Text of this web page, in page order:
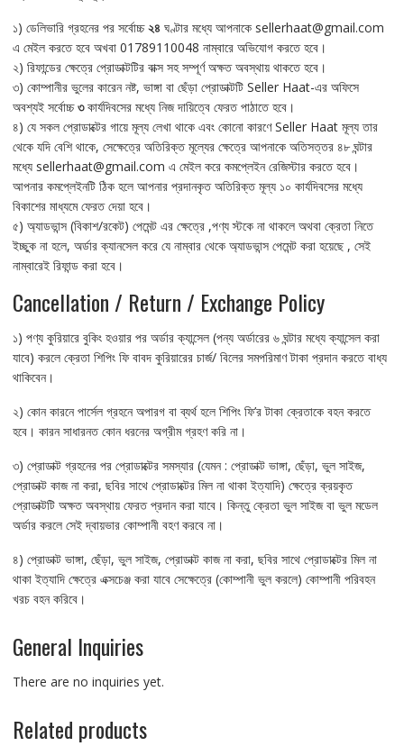
১) ডেলিভারি গ্রহনের পর সর্বোচ্চ২৪ ঘণ্টার মধ্যে আপনাকে sellerhaat@gmail.com
এ মেইল করতে হবে অখবা 01789110048 নাম্বারে অভিযোগ করতে হবে।
২) রিফান্ডের ক্ষেত্রে প্রোডাক্টটির বাক্স সহ সম্পূর্ণ অক্ষত অবস্থায় থাকতে হবে।
৩) কোম্পানীর ভুলের কারেন নষ্ট, ভাঙ্গা বা ছেঁড়া প্রোডাক্টটি Seller Haat-এর অফিসে
অবশ্যই সর্বোচ্চ৩কার্যদিবসের মধ্যে নিজ দায়িত্বে ফেরত পাঠাতে হবে।
৪) যে সকল প্রোডাক্টের গায়ে মূল্য লেখা থাকে এবং কোনো কারণে Seller Haat মূল্য তার
থেকে যদি বেশি থাকে, সেক্ষেত্রে অতিরিক্ত মূল্যের ক্ষেত্রে আপনাকে অতিসত্তর ৪৮ ঘন্টার
মধ্যে sellerhaat@gmail.com এ মেইল করে কমপ্লেইন রেজিস্টার করতে হবে।
আপনার কমপ্লেইনটি ঠিক হলে আপনার প্রদানকৃত অতিরিক্ত মূল্য ১০ কার্যদিবসের মধ্যে
বিকাশের মাধ্যমে ফেরত দেয়া হবে।
৫) অ্যাডভান্স (বিকাশ/রকেট) পেমেন্ট এর ক্ষেত্রে ,পণ্য স্টকে না থাকলে অথবা ক্রেতা নিতে
ইচ্ছুক না হলে, অর্ডার ক্যানসেল করে যে নাম্বার থেকে অ্যাডভান্স পেমেন্ট করা হয়েছে , সেই
নাম্বারেই রিফান্ড করা হবে।
Cancellation / Return / Exchange Policy
১) পণ্য কুরিয়ারে বুকিং হওয়ার পর অর্ডার ক্যান্সেল (পন্য অর্ডারের ৬ ঘন্টার মধ্যে ক্যান্সেল করা
যাবে) করলে ক্রেতা শিপিং ফি বাবদ কুরিয়ারের চার্জ/ বিলের সমপরিমাণ টাকা প্রদান করতে বাধ্য
থাকিবেন।
২) কোন কারনে পার্সেল গ্রহনে অপারগ বা ব্যর্থ হলে শিপিং ফি’র টাকা ক্রেতাকে বহন করতে
হবে। কারন সাধারনত কোন ধরনের অগ্রীম গ্রহণ করি না।
৩) প্রোডাক্ট গ্রহনের পর প্রোডাক্টের সমস্যার (যেমন : প্রোডাক্ট ভাঙ্গা, ছেঁড়া, ভুল সাইজ,
প্রোডাক্ট কাজ না করা, ছবির সাথে প্রোডাক্টের মিল না থাকা ইত্যাদি) ক্ষেত্রে ক্রয়কৃত
প্রোডাক্টটি অক্ষত অবস্থায় ফেরত প্রদান করা যাবে। কিন্তু ক্রেতা ভুল সাইজ বা ভুল মডেল
অর্ডার করলে সেই দ্বায়ভার কোম্পানী বহণ করবে না।
৪) প্রোডাক্ট ভাঙ্গা, ছেঁড়া, ভুল সাইজ, প্রোডাক্ট কাজ না করা, ছবির সাথে প্রোডাক্টের মিল না
থাকা ইত্যাদি ক্ষেত্রে এক্সচেঞ্জ করা যাবে সেক্ষেত্রে (কোম্পানী ভুল করলে) কোম্পানী পরিবহন
খরচ বহন করিবে।
General Inquiries
There are no inquiries yet.
Related products